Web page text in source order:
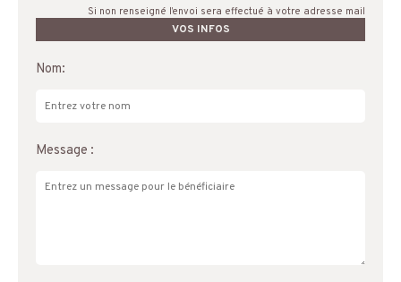
Si non renseigné l’envoi sera effectué à votre adresse mail
VOS INFOS
Nom:
Message :